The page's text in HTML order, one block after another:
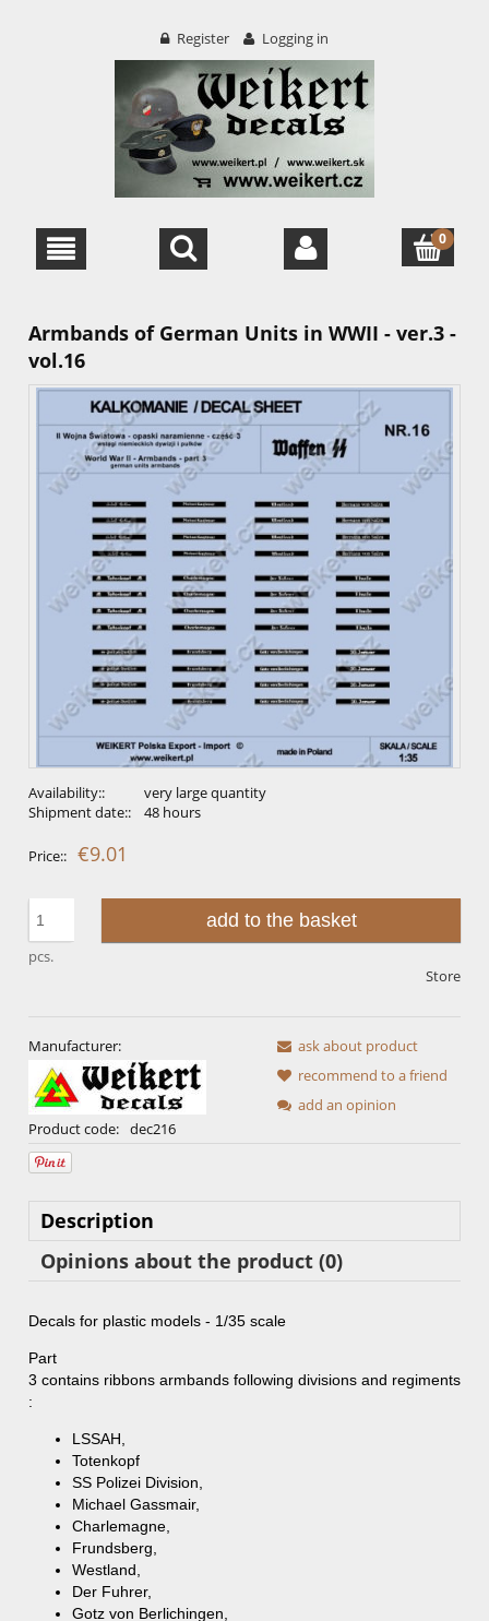
Register Logging in
Armbands of German Units in WWII - ver.3 -
vol.16
Availability::
very large quantity
Shipment date::
48 hours
Price:: €9.01
pcs.
add to the basket
Store
Manufacturer:
Product code: dec216
ask about product
recommend to a friend
add an opinion
Description
Opinions about the product (0)
Decals for plastic models - 1/35 scale
Part
3 contains ribbons armbands following divisions and regiments
:
LSSAH
Totenkopf
SS Polizei Division
Michael Gassmair,
Charlemagne,
Frundsberg
Westland
Der Fuhrer,
Gotz von Berlichingen